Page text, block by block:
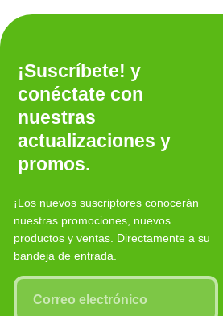
¡Suscríbete! y
conéctate con
nuestras
actualizaciones y
promos.
¡Los nuevos suscriptores conocerán
nuestras promociones, nuevos
productos y ventas. Directamente a su
bandeja de entrada.